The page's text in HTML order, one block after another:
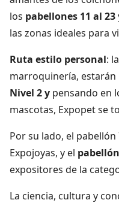
los pabellones 11 al 23
las zonas ideales para
Ruta estilo personal:
marroquinería, estarán
Nivel 2 y pensando en
mascotas, Expopet se
Por su lado, el
Expojoyas, y el
expositores de la
La ciencia, cultura y